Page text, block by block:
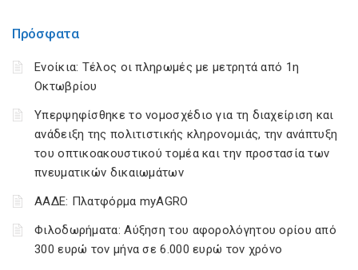
Πρόσφατα
Ενοίκια: Τέλος οι πληρωμές με μετρητά από 1η
Οκτωβρίου
Υπερψηφίσθηκε το νομοσχέδιο για τη διαχείριση και
ανάδειξη της πολιτιστικής κληρονομιάς, την ανάπτυξη
του οπτικοακουστικού τομέα και την προστασία των
πνευματικών δικαιωμάτων
ΑΑΔΕ: Πλατφόρμα myAGRO
Φιλοδωρήματα: Αύξηση του αφορολόγητου ορίου από
300 ευρώ τον μήνα σε 6.000 ευρώ τον χρόνο